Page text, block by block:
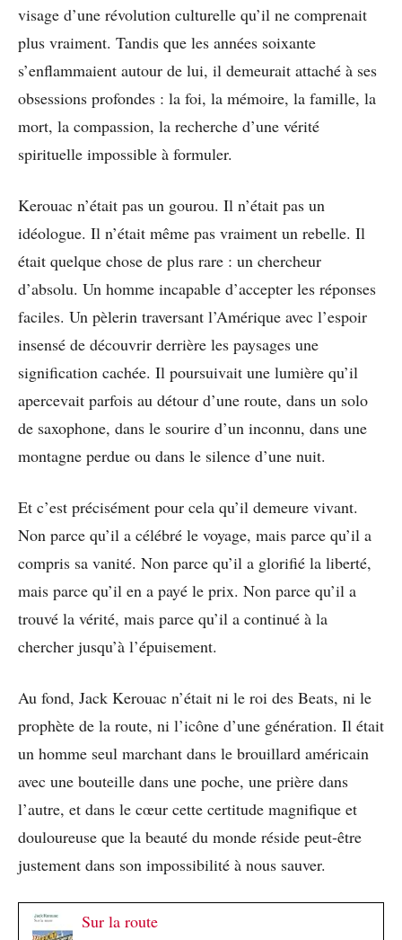
visage d’une révolution culturelle qu’il ne comprenait
plus vraiment. Tandis que les années soixante
s’enflammaient autour de lui, il demeurait attaché à ses
obsessions profondes : la foi, la mémoire, la famille, la
mort, la compassion, la recherche d’une vérité
spirituelle impossible à formuler.
Kerouac n’était pas un gourou. Il n’était pas un
idéologue. Il n’était même pas vraiment un rebelle. Il
était quelque chose de plus rare : un chercheur
d’absolu. Un homme incapable d’accepter les réponses
faciles. Un pèlerin traversant l’Amérique avec l’espoir
insensé de découvrir derrière les paysages une
signification cachée. Il poursuivait une lumière qu’il
apercevait parfois au détour d’une route, dans un solo
de saxophone, dans le sourire d’un inconnu, dans une
montagne perdue ou dans le silence d’une nuit.
Et c’est précisément pour cela qu’il demeure vivant.
Non parce qu’il a célébré le voyage, mais parce qu’il a
compris sa vanité. Non parce qu’il a glorifié la liberté,
mais parce qu’il en a payé le prix. Non parce qu’il a
trouvé la vérité, mais parce qu’il a continué à la
chercher jusqu’à l’épuisement.
Au fond, Jack Kerouac n’était ni le roi des Beats, ni le
prophète de la route, ni l’icône d’une génération. Il était
un homme seul marchant dans le brouillard américain
avec une bouteille dans une poche, une prière dans
l’autre, et dans le cœur cette certitude magnifique et
douloureuse que la beauté du monde réside peut-être
justement dans son impossibilité à nous sauver.
Sur la route